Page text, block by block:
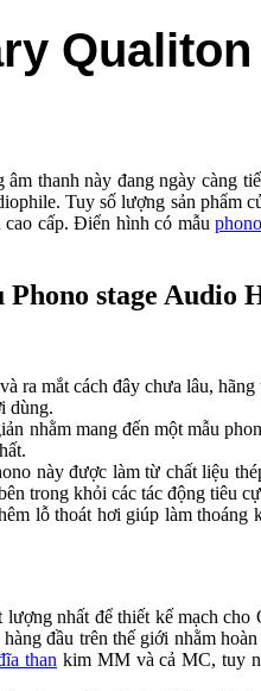
thanh này đang ngày càng
Tuy số lượng sản
cao cấp. Điển hình có mẫu
stage Audio
mắt cách đây chưa lâu,
dùng.
nhằm mang đến một mẫu
này được làm từ chất liệu
trong khỏi các tác động
lỗ thoát hơi giúp làm
nhất để thiết kế mạch
đầu trên thế giới nhằm
than kim MM và cả MC, tuy